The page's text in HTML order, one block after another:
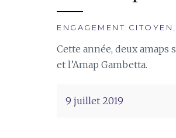
ENGAGEMENT CITOYEN ,
Cette année, deux amaps
et l’Amap Gambetta.
9 juillet 2019